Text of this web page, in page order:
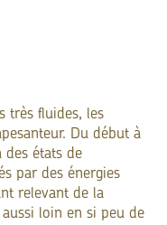
très fluides, les
Du début à
des états de
par des énergies
relevant de la
aussi loin en si peu de